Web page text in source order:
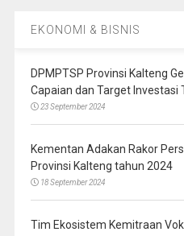
EKONOMI & BISNIS
DPMPTSP Provinsi Kalteng
Capaian dan Target Investasi
23 September 2024
Kementan Adakan Rakor
Provinsi Kalteng tahun 2024
18 September 2024
Tim Ekosistem Kemitraan